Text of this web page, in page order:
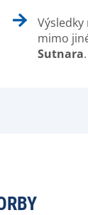
mimo
Sutnara.